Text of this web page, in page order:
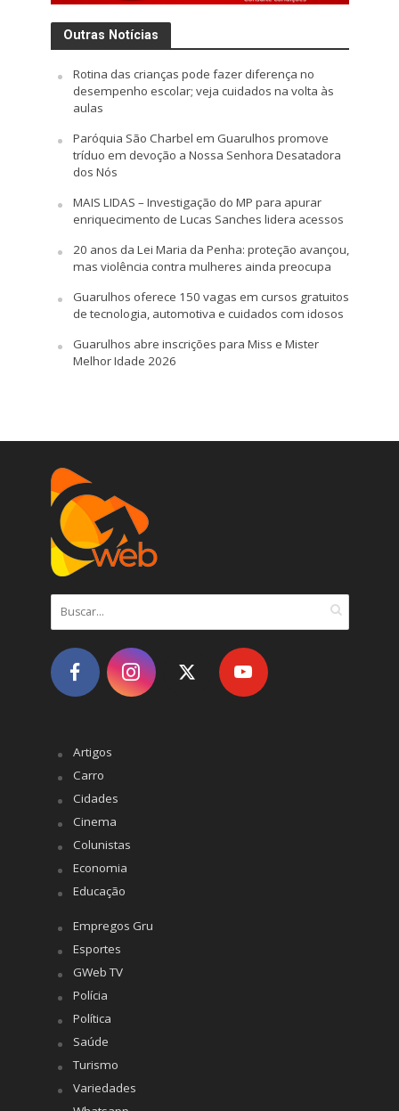
Outras Notícias
Rotina das crianças pode fazer diferença no
desempenho escolar; veja cuidados na volta às
aulas
Paróquia São Charbel em Guarulhos promove
tríduo em devoção a Nossa Senhora Desatadora
dos Nós
MAIS LIDAS – Investigação do MP para apurar
enriquecimento de Lucas Sanches lidera acessos
20 anos da Lei Maria da Penha: proteção avançou,
mas violência contra mulheres ainda preocupa
Guarulhos oferece 150 vagas em cursos gratuitos
de tecnologia, automotiva e cuidados com idosos
Guarulhos abre inscrições para Miss e Mister
Melhor Idade 2026
Artigos
Carro
Cidades
Cinema
Colunistas
Economia
Educação
Empregos Gru
Esportes
GWeb TV
Polícia
Política
Saúde
Turismo
Variedades